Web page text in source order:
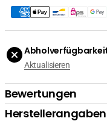
Cinnamon,
Zimt,
reines
10ml,
Indien
Cinnamon,
reines
10ml,
Indien
Aktualisieren
Bewertungen
Herstellerangaben